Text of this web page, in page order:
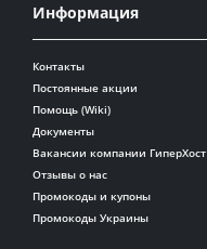
Информация
Контакты
Постоянные акции
Помощь (Wiki)
Документы
Вакансии компании ГиперХост
Отзывы о нас
Промокоды и купоны
Промокоды Украины